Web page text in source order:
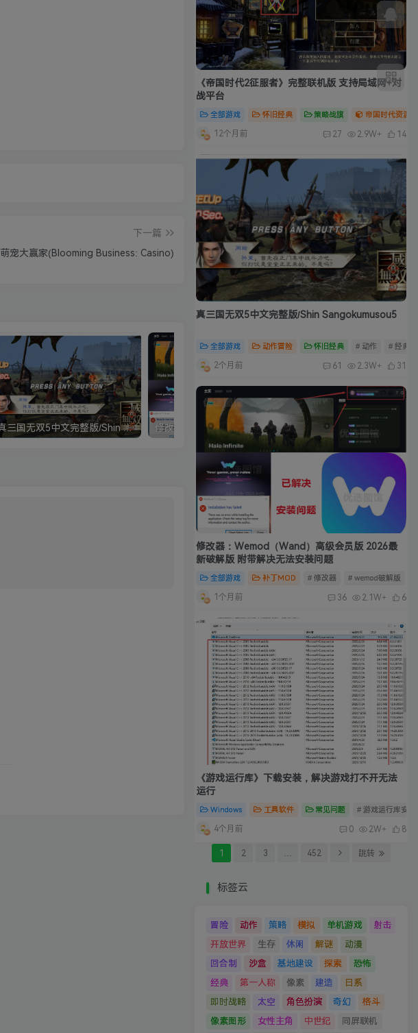
下一篇
萌宠大赢家(Blooming Business: Casino)
真三国无双5中文完整版/Shin Sangokumusou5 修改器：Wemod（Wand）高级会员版 2026最新破解版 附带解决无法安装问题
《帝国时代2征服者》完整联机版 支持局域网+对
战平台
全部游戏 怀旧经典 策略战旗 帝国时代资源
12个月前 27 2.9W+ 14
真三国无双5中文完整版/Shin Sangokumusou5
全部游戏 动作冒险 怀旧经典 # 动作 # 经典
2个月前 61 2.3W+ 31
修改器：Wemod（Wand）高级会员版 2026最
新破解版 附带解决无法安装问题
全部游戏 补丁MOD # 修改器 # wemod破解版
1个月前 36 2.1W+ 6
《游戏运行库》下载安装，解决游戏打不开无法
运行
Windows 工具软件 常见问题 # 游戏运行库安装
4个月前 0 2W+ 8
1 2 3 … 452 跳转
标签云
冒险 动作 策略 模拟 单机游戏
射击
开放世界
生存 休闲 解谜
动漫
回合制
沙盒 基地建设 探索
恐怖
经典
第一人称 像素 建造
日系
即时战略
太空 角色扮演 奇幻
格斗
像素图形
女性主角 中世纪 同屏联机